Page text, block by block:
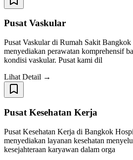
Pusat Vaskular
Pusat Vaskular di Rumah Sakit
menyediakan perawatan komprehensif
kondisi vaskular. Pusat kami dil
Lihat Detail →
Pusat Kesehatan Kerja
Pusat Kesehatan Kerja di Bangkok
menyediakan layanan kesehatan
kesejahteraan karyawan dalam orga